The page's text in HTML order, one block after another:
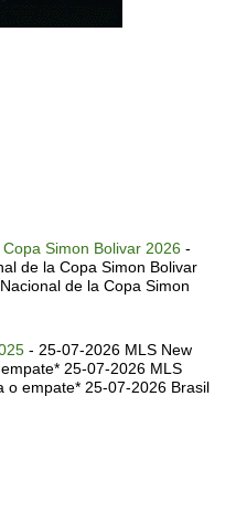
Simon Bolivar 2026 -
de la Copa Simon Bolivar
de la Copa Simon
- 25-07-2026 MLS New
25-07-2026 MLS
o empate* 25-07-2026 Brasil